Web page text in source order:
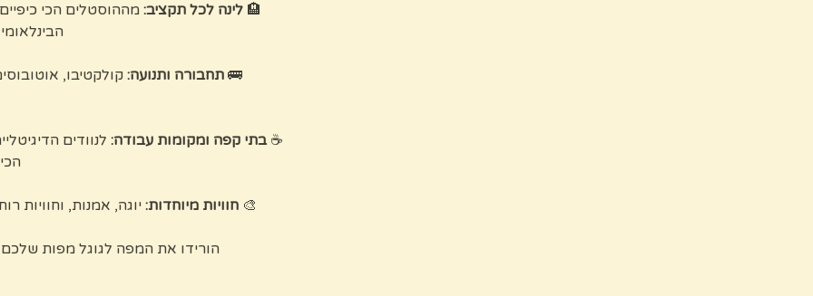
🏨 לינה לכל תקציב: מההוסטלים הכי
🚌 תחבורה ותנועה:קולקטיבו,
☕ בתי קפה ומקומות עבודה: לנוודים
🎨 חוויות מיוחדות: יוגה, אמנות, וחוויות
הורידו את המפה לגוגל מפות